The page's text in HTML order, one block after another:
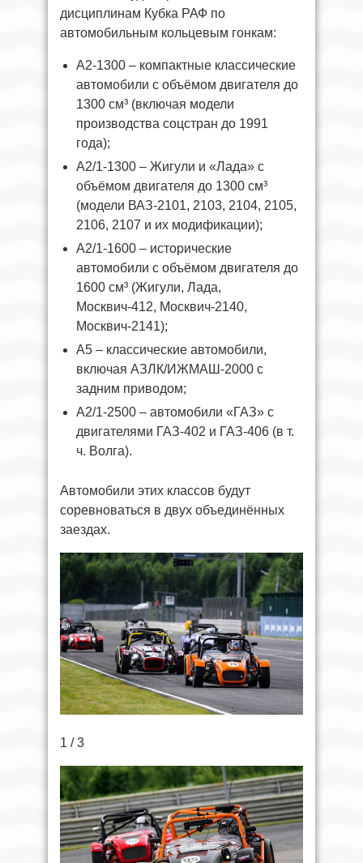
дисциплинам Кубка РАФ по
автомобильным кольцевым гонкам:
А2‑1300 – компактные классические
автомобили с объёмом двигателя до
1300 см³ (включая модели
производства соцстран до 1991
года);
А2/1‑1300 – Жигули и «Лада» с
объёмом двигателя до 1300 см³
(модели ВАЗ‑2101, 2103, 2104, 2105,
2106, 2107 и их модификации);
А2/1‑1600 – исторические
автомобили с объёмом двигателя до
1600 см³ (Жигули, Лада,
Москвич‑412, Москвич‑2140,
Москвич‑2141);
А5 – классические автомобили,
включая АЗЛК/ИЖМАШ‑2000 с
задним приводом;
А2/1‑2500 – автомобили «ГАЗ» с
двигателями ГАЗ‑402 и ГАЗ‑406 (в т.
ч. Волга).
Автомобили этих классов будут
соревноваться в двух объединённых
заездах.
1 / 3